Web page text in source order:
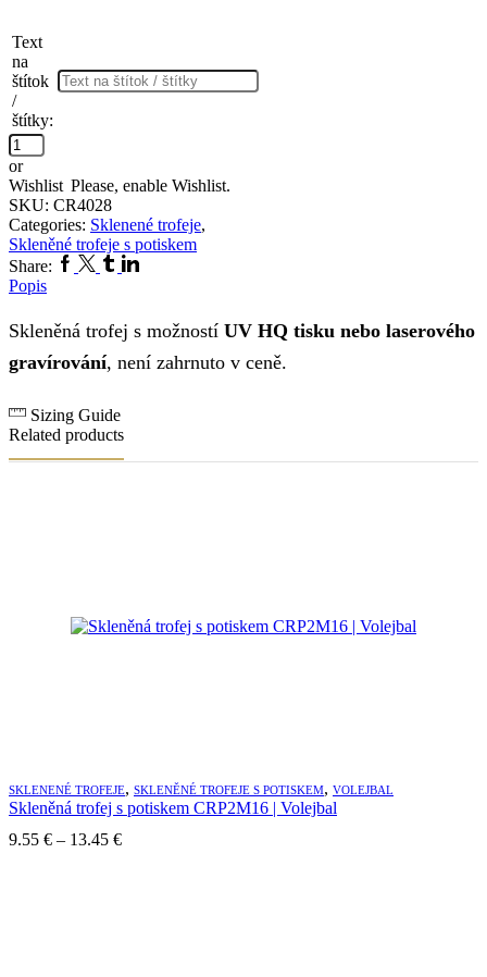
Text
na
štítok
/
štítky:
množstvo
Skleněná
trofej
CR4028
or
Wishlist Please, enable Wishlist.
SKU: CR4028
Categories: Sklenené trofeje,
Skleněné trofeje s potiskem
Share: Facebook
Twitter
TumblrLinkedin
Popis
Skleněná trofej s možností UV HQ tisku nebo laserového
gravírování, není zahrnuto v ceně.
Sizing Guide
Related products
SKLENENÉ TROFEJE, SKLENĚNÉ TROFEJE S POTISKEM, VOLEJBAL
Skleněná trofej s potiskem CRP2M16 | Volejbal
9.55 € – 13.45 €Price